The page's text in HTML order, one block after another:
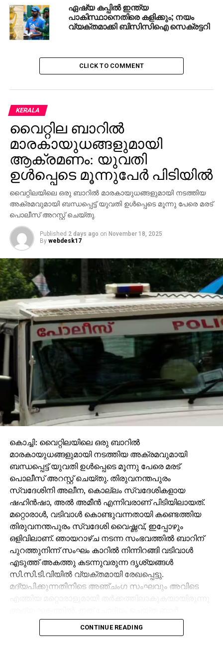
ഏഷ്യ കപ്പിൽ ഇന്ത്യ
പാകിസ്ഥാനെതിരെ കളിക്കും; നയം
വ്യക്തമാക്കി ബിസിസിഐ സെക്രട്ടറി
CLICK TO COMMENT
KERALA
വൈറ്റില ബാറില്‍
മാരകായുധങ്ങളുമായി
ആക്രമണം: യുവതി
ഉള്‍പ്പെടെ മൂന്നുപേര്‍ പിടിയില്‍
വൈറ്റിലയിലെ ഒരു ബാറില്‍ മാരകായുധങ്ങളുമായി നടത്തിയ
അക്രമവുമായി ബന്ധപ്പെട്ട് യുവതി ഉള്‍പ്പെടെ മൂന്നു പേരെ മരട്
പൊലീസ് അറസ്റ്റ് ചെയ്തു.
Published 2 days ago on November 18, 2025
By webdesk17
കൊച്ചി: വൈറ്റിലയിലെ ഒരു ബാറില്‍
മാരകായുധങ്ങളുമായി നടത്തിയ അക്രമവുമായി
ബന്ധപ്പെട്ട് യുവതി ഉള്‍പ്പെടെ മൂന്നു പേരെ മരട്
പൊലീസ് അറസ്റ്റ് ചെയ്തു. തിരുവനന്തപുരം
സ്വദേശിനി അലീന, കൊല്ലം സ്വദേശികളായ
ഷഹിന്‍ഷാ, അല്‍ അമീന്‍ എന്നിവരാണ് പിടിയിലായത്.
മറ്റൊരാള്‍, വടിവാള്‍ കൊണ്ടുവന്നതായി കണ്ടെത്തിയ
തിരുവനന്തപുരം സ്വദേശി വൈഷ്ണവ്, ഇപ്പോഴും
ഒളിവിലാണ്. ഞായറാഴ്ച നടന്ന സംഭവത്തില്‍ ബാറിന്
പുറത്തുനിന്ന് സംഘം കാറില്‍ നിന്നിറങ്ങി വടിവാള്‍
എടുത്ത് അകത്തു കടന്നുവരുന്ന ദൃശ്യങ്ങള്‍
സി.സി.ടി.വിയില്‍ വ്യക്തമായി രേഖപ്പെട്ടു.
മദ്യപിക്കുന്നതിനിടെ അഞ്ചംഗ സംഘവും അവിടെ
ജീവനക്കാരുമായി സംഘര്‍ഷം ശക്തമായി. പ്രതികളുടെ
സംഘം ആദ്യം ബാറില്‍ നിന്ന് പുറത്തുപോയെങ്കിലും,
CONTINUE READING